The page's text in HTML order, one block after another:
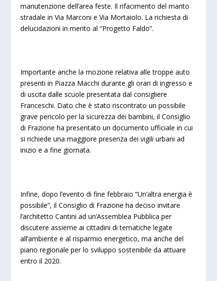
manutenzione dell’area feste. Il rifacimento del manto
stradale in Via Marconi e Via Mortaiolo. La richiesta di
delucidazioni in merito al “Progetto Faldo”.
Importante anche la mozione relativa alle troppe auto
presenti in Piazza Macchi durante gli orari di ingresso e
di uscita dalle scuole presentata dal consigliere
Franceschi. Dato che è stato riscontrato un possibile
grave pericolo per la sicurezza dei bambini, il Consiglio
di Frazione ha presentato un documento ufficiale in cui
si richiede una maggiore presenza dei vigili urbani ad
inizio e a fine giornata.
Infine, dopo l’evento di fine febbraio “Un’altra energia è
possibile”, il Consiglio di Frazione ha deciso invitare
l’architetto Cantini ad un’Assemblea Pubblica per
discutere assieme ai cittadini di tematiche legate
all’ambiente e al risparmio energetico, ma anche del
piano regionale per lo sviluppo sostenibile da attuare
entro il 2020.